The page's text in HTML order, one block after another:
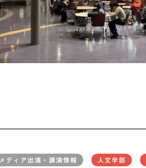
メディア出演・講演情報 人文学部